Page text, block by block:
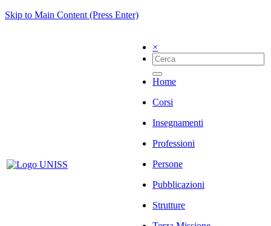
Skip to Main Content (Press Enter)
×
Home
Corsi
Insegnamenti
Professioni
Persone
Pubblicazioni
Strutture